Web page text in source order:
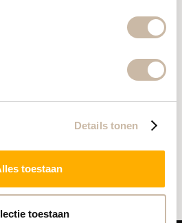
Details tonen
toestaan
toestaan